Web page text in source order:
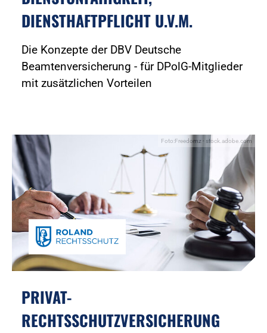
DIENSTHAFTPFLICHT U.V.M.
Die Konzepte der DBV Deutsche
Beamtenversicherung - für DPolG-Mitglieder
mit zusätzlichen Vorteilen
PRIVAT-
RECHTSSCHUTZVERSICHERUNG
Foto:Freedomz - stock.adobe.com